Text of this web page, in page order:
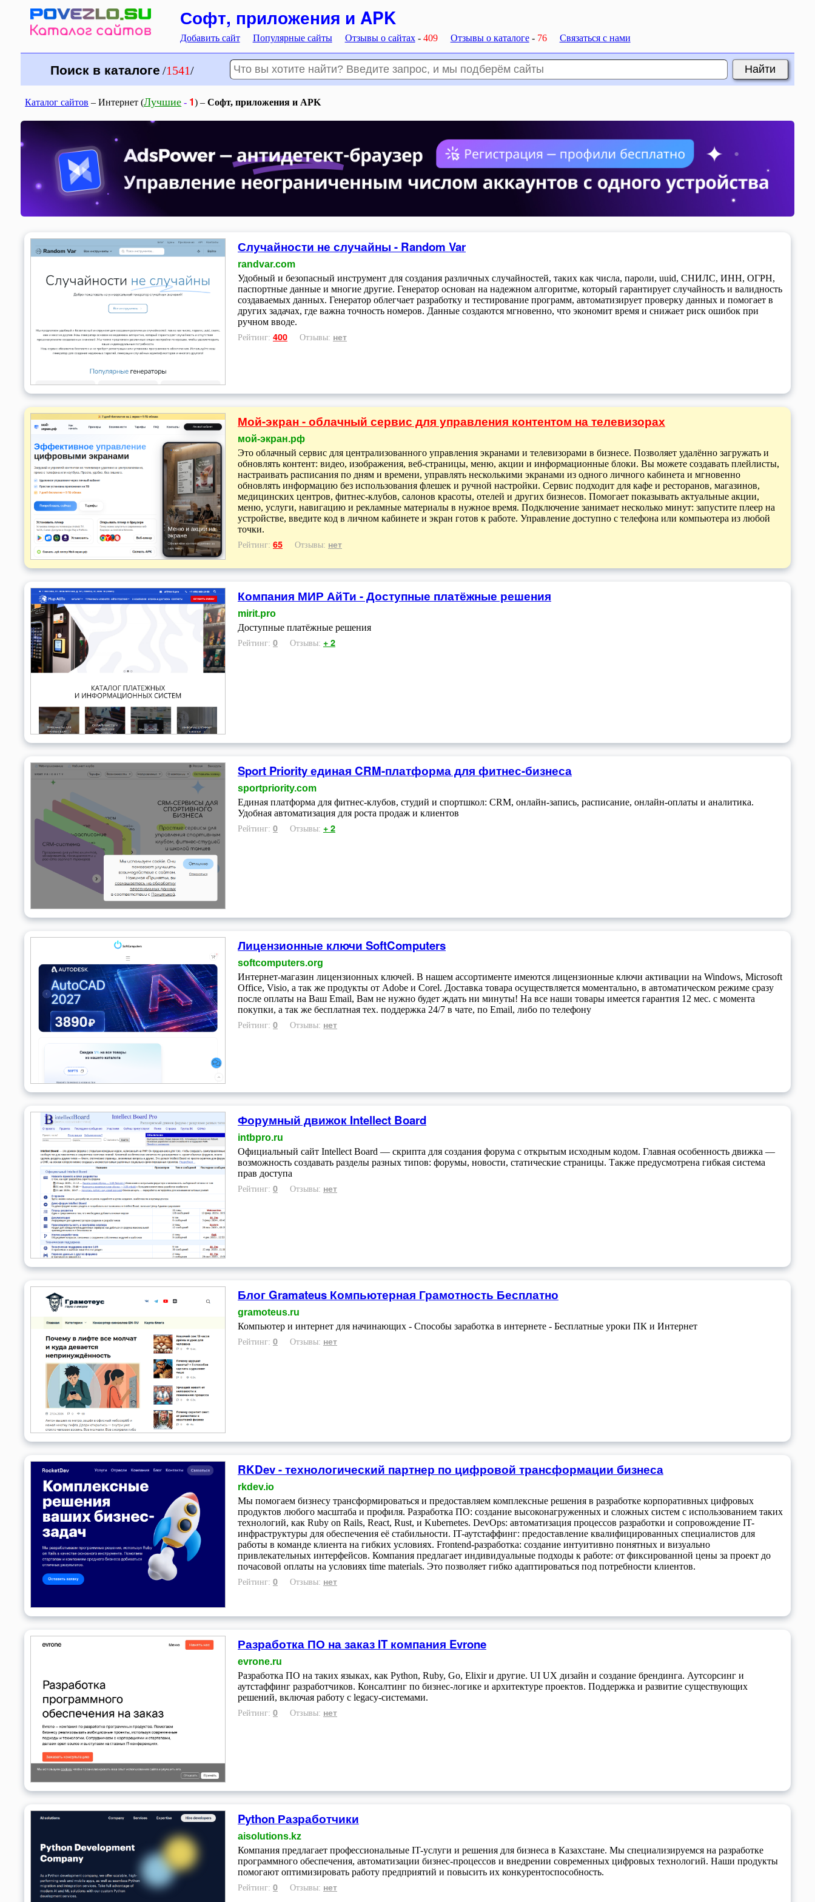
Софт, приложения и APK
Добавить сайт Популярные сайты Отзывы о сайтах- 409 Отзывы о каталоге- 76 Связаться с нами
Поиск в каталоге /1541/
Каталог сайтов – Интернет (Лучшие - 1) –Софт, приложения и APK
Случайности не случайны - Random Var
randvar.com
Удобный и безопасный инструмент для создания различных случайностей, таких как числа, пароли, uuid, СНИЛС, ИНН, ОГРН,
паспортные данные и многие другие. Генератор основан на надежном алгоритме, который гарантирует случайность и валидность
создаваемых данных. Генератор облегчает разработку и тестирование программ, автоматизирует проверку данных и помогает в
других задачах, где важна точность номеров. Данные создаются мгновенно, что экономит время и снижает риск ошибок при
ручном вводе.
Рейтинг: 400 Отзывы: нет
Мой-экран - облачный сервис для управления контентом на телевизорах
мой-экран.рф
Это облачный сервис для централизованного управления экранами и телевизорами в бизнесе. Позволяет удалённо загружать и
обновлять контент: видео, изображения, веб-страницы, меню, акции и информационные блоки. Вы можете создавать плейлисты,
настраивать расписания по дням и времени, управлять несколькими экранами из одного личного кабинета и мгновенно
обновлять информацию без использования флешек и ручной настройки. Сервис подходит для кафе и ресторанов, магазинов,
медицинских центров, фитнес-клубов, салонов красоты, отелей и других бизнесов. Помогает показывать актуальные акции,
меню, услуги, навигацию и рекламные материалы в нужное время. Подключение занимает несколько минут: запустите плеер на
устройстве, введите код в личном кабинете и экран готов к работе. Управление доступно с телефона или компьютера из любой
точки.
Рейтинг: 65 Отзывы: нет
Компания МИР АйТи - Доступные платёжные решения
mirit.pro
Доступные платёжные решения
Рейтинг: 0 Отзывы: + 2
Sport Priority единая CRM-платформа для фитнес-бизнеса
sportpriority.com
Единая платформа для фитнес-клубов, студий и спортшкол: CRM, онлайн-запись, расписание, онлайн-оплаты и аналитика.
Удобная автоматизация для роста продаж и клиентов
Рейтинг: 0 Отзывы: + 2
Лицензионные ключи SoftComputers
softcomputers.org
Интернет-магазин лицензионных ключей. В нашем ассортименте имеются лицензионные ключи активации на Windows, Microsoft
Office, Visio, а так же продукты от Adobe и Corel. Доставка товара осуществляется моментально, в автоматическом режиме сразу
после оплаты на Ваш Email, Вам не нужно будет ждать ни минуты! На все наши товары имеется гарантия 12 мес. с момента
покупки, а так же бесплатная тех. поддержка 24/7 в чате, по Email, либо по телефону
Рейтинг: 0 Отзывы: нет
Форумный движок Intellect Board
intbpro.ru
Официальный сайт Intellect Board — скрипта для создания форума с открытым исходным кодом. Главная особенность движка —
возможность создавать разделы разных типов: форумы, новости, статические страницы. Также предусмотрена гибкая система
прав доступа
Рейтинг: 0 Отзывы: нет
Блог Gramateus Компьютерная Грамотность Бесплатно
gramoteus.ru
Компьютер и интернет для начинающих - Cпособы заработка в интернете - Бесплатные уроки ПК и Интернет
Рейтинг: 0 Отзывы: нет
RKDev - технологический партнер по цифровой трансформации бизнеса
rkdev.io
Мы помогаем бизнесу трансформироваться и предоставляем комплексные решения в разработке корпоративных цифровых
продуктов любого масштаба и профиля. Разработка ПО: создание высоконагруженных и сложных систем с использованием таких
технологий, как Ruby on Rails, React, Rust, и Kubernetes. DevOps: автоматизация процессов разработки и сопровождение IT-
инфраструктуры для обеспечения её стабильности. IT-аутстаффинг: предоставление квалифицированных специалистов для
работы в команде клиента на гибких условиях. Frontend-разработка: создание интуитивно понятных и визуально
привлекательных интерфейсов. Компания предлагает индивидуальные подходы к работе: от фиксированной цены за проект до
почасовой оплаты на условиях time materials. Это позволяет гибко адаптироваться под потребности клиентов.
Рейтинг: 0 Отзывы: нет
Разработка ПО на заказ IT компания Evrone
evrone.ru
Разработка ПО на таких языках, как Python, Ruby, Go, Elixir и другие. UI UX дизайн и создание брендинга. Аутсорсинг и
аутстаффинг разработчиков. Консалтинг по бизнес-логике и архитектуре проектов. Поддержка и развитие существующих
решений, включая работу с legacy-системами.
Рейтинг: 0 Отзывы: нет
Python Разработчики
aisolutions.kz
Компания предлагает профессиональные IT-услуги и решения для бизнеса в Казахстане. Мы специализируемся на разработке
программного обеспечения, автоматизации бизнес-процессов и внедрении современных цифровых технологий. Наши продукты
помогают оптимизировать работу предприятий и повысить их конкурентоспособность.
Рейтинг: 0 Отзывы: нет